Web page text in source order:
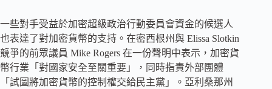
一些對手受益於加密超級政治行動委員會資金的候選人
也表達了對加密貨幣的支持。在密西根州與 Elissa Slotkin
競爭的前眾議員 Mike Rogers 在一份聲明中表示，加密貨
幣行業「對國家安全至關重要」，同時指責外部團體
「試圖將加密貨幣的控制權交給民主黨」。亞利桑那州